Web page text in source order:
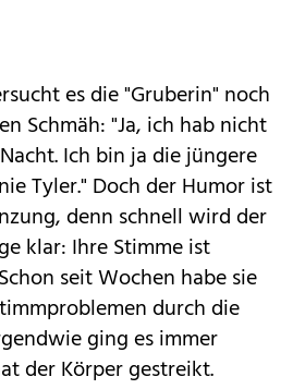
es die "Gruberin" noch
Schmäh: "Ja, ich hab nicht
Ich bin ja die jüngere
Tyler." Doch der Humor ist
denn schnell wird der
klar: Ihre Stimme ist
seit Wochen habe sie
durch die
ging es immer
der Körper gestreikt.